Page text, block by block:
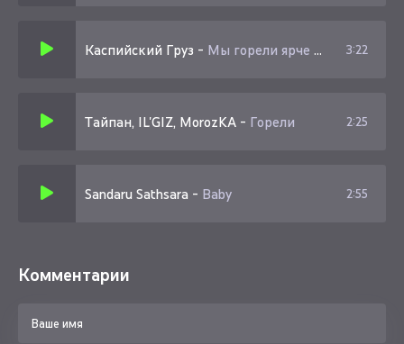
Каспийский Груз - Мы горели ярче чем горит солнце 3:22
Тайпан, IL'GIZ, MorozKA - Горели 2:25
Sandaru Sathsara - Baby 2:55
Комментарии